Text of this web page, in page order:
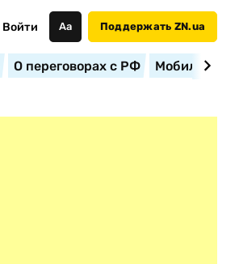
Войти Аа Поддержать ZN.ua
О переговорах с РФ